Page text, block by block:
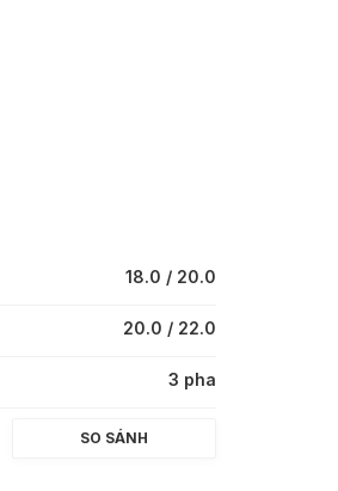
18.0 / 20.0
20.0 / 22.0
3 pha
SO SÁNH